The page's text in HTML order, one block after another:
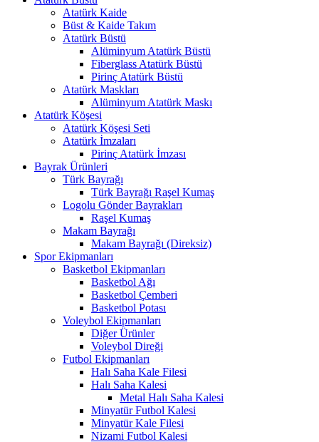
Atatürk Kaide
Büst & Kaide Takım
Atatürk Büstü
Alüminyum Atatürk Büstü
Fiberglass Atatürk Büstü
Pirinç Atatürk Büstü
Atatürk Maskları
Alüminyum Atatürk Maskı
Atatürk Köşesi
Atatürk Köşesi Seti
Atatürk İmzaları
Pirinç Atatürk İmzası
Bayrak Ürünleri
Türk Bayrağı
Türk Bayrağı Raşel Kumaş
Logolu Gönder Bayrakları
Raşel Kumaş
Makam Bayrağı
Makam Bayrağı (Direksiz)
Spor Ekipmanları
Basketbol Ekipmanları
Basketbol Ağı
Basketbol Çemberi
Basketbol Potası
Voleybol Ekipmanları
Diğer Ürünler
Voleybol Direği
Futbol Ekipmanları
Halı Saha Kale Filesi
Halı Saha Kalesi
Metal Halı Saha Kalesi
Minyatür Futbol Kalesi
Minyatür Kale Filesi
Nizami Futbol Kalesi